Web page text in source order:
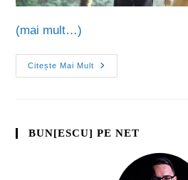
(mai mult…)
Citește Mai Mult
BUN[ESCU] PE NET